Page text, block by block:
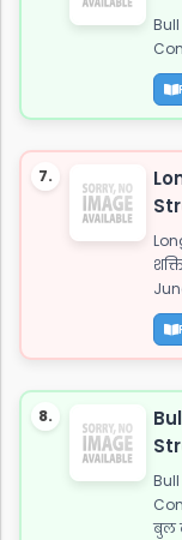
7.
8.
बुल